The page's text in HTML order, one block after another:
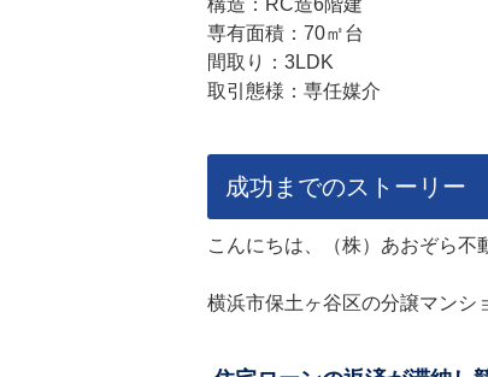
構造：RC造6階建
専有面積：70㎡台
間取り：3LDK
取引態様：専任媒介
成功までのストーリー
こんにちは、（株）あおぞら不
横浜市保土ヶ谷区の分譲マンシ